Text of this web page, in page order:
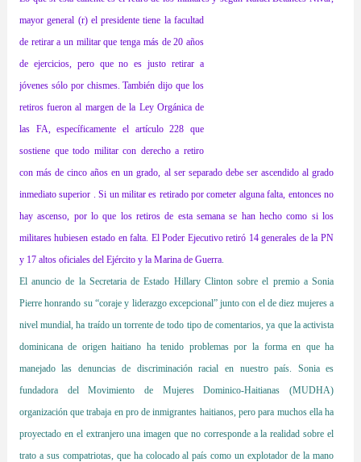
mayor general (r) el presidente tiene lafacultad
de retirar a un militar que tenga más de 20 años
de ejercicios, pero que no es justo retirar a
jóvenes sólo por chismes.También dijo que los
retiros fueron al margen de la Ley Orgánica de
las FA, específicamente el artículo 228 que
sostiene que todo militar con derecho a retiro
con más de cinco años en un grado, al ser separado debe ser ascendido al grado
inmediato superior . Si un militar es retirado por cometer alguna falta, entonces no
hay ascenso, por lo que los retiros de esta semana se han hecho como si los
militares hubiesen estado en falta. El Poder Ejecutivo retiró 14 generales de la PN
y 17 altos oficiales del Ejército y la Marina de Guerra.
El anuncio de la Secretaria de Estado Hillary Clinton sobre el premio a Sonia
Pierre honrando su “coraje y liderazgo excepcional” junto con el de diez mujeres a
nivel mundial, ha traído un torrente de todo tipo de comentarios, ya que la activista
dominicana de origen haitiano ha tenido problemas por la forma en que ha
manejado las denuncias de discriminación racial en nuestro país. Sonia es
fundadora del Movimiento de Mujeres Dominico-Haitianas (MUDHA)
organización que trabaja en pro de inmigrantes haitianos, pero para muchos ella ha
proyectado en el extranjero una imagen que no corresponde a la realidad sobre el
trato a sus compatriotas, que ha colocado al país como un explotador de la mano